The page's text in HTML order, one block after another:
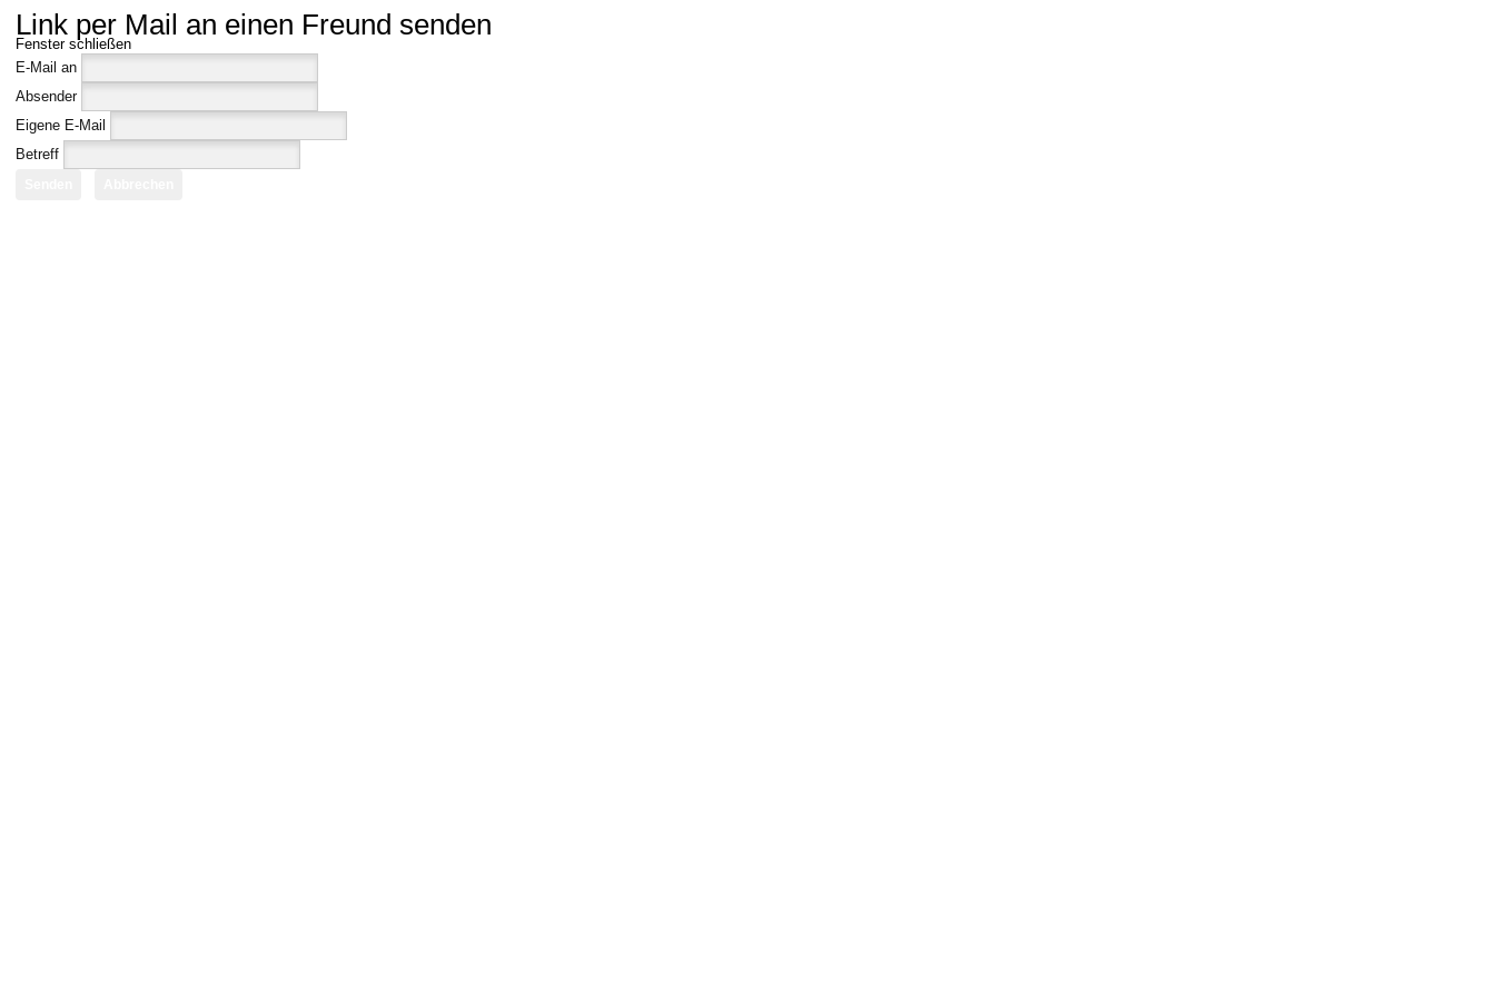
Link per Mail an einen Freund senden
Fenster schließen
E-Mail an
Absender
Eigene E-Mail
Betreff